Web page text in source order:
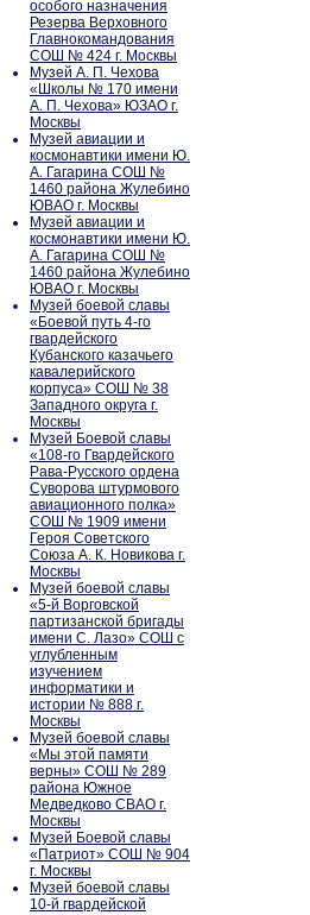
особого назначения
Резерва Верховного
Главнокомандования
СОШ № 424 г. Москвы
Музей А. П. Чехова
«Школы № 170 имени
А. П. Чехова» ЮЗАО г.
Москвы
Музей авиации и
космонавтики имени Ю.
А. Гагарина СОШ №
1460 района Жулебино
ЮВАО г. Москвы
Музей авиации и
космонавтики имени Ю.
А. Гагарина СОШ №
1460 района Жулебино
ЮВАО г. Москвы
Музей боевой славы
«Боевой путь 4-го
гвардейского
Кубанского казачьего
кавалерийского
корпуса» СОШ № 38
Западного округа г.
Москвы
Музей Боевой славы
«108-го Гвардейского
Рава-Русского ордена
Суворова штурмового
авиационного полка»
СОШ № 1909 имени
Героя Советского
Союза А. К. Новикова г.
Москвы
Музей боевой славы
«5-й Ворговской
партизанской бригады
имени С. Лазо» СОШ с
углубленным
изучением
информатики и
истории № 888 г.
Москвы
Музей боевой славы
«Мы этой памяти
верны» СОШ № 289
района Южное
Медведково СВАО г.
Москвы
Музей Боевой славы
«Патриот» СОШ № 904
г. Москвы
Музей боевой славы
10-й гвардейской